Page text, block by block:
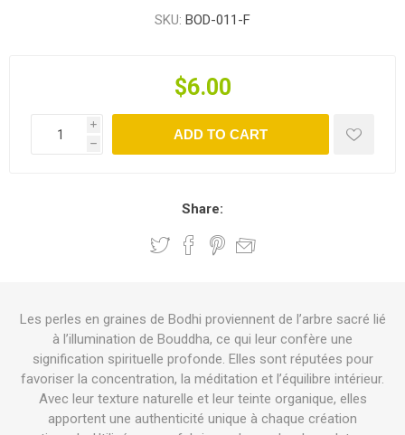
SKU: BOD-011-F
$6.00
i
h
ADD TO CART
Share:
Les perles en graines de Bodhi proviennent de l’arbre sacré lié
à l’illumination de Bouddha, ce qui leur confère une
signification spirituelle profonde. Elles sont réputées pour
favoriser la concentration, la méditation et l’équilibre intérieur.
Avec leur texture naturelle et leur teinte organique, elles
apportent une authenticité unique à chaque création